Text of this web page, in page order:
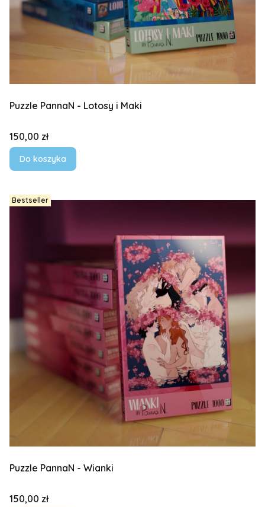
Puzzle PannaN - Lotosy i Maki
Cena
150,00 zł
Do koszyka
Bestseller
Puzzle PannaN - Wianki
Cena
150,00 zł